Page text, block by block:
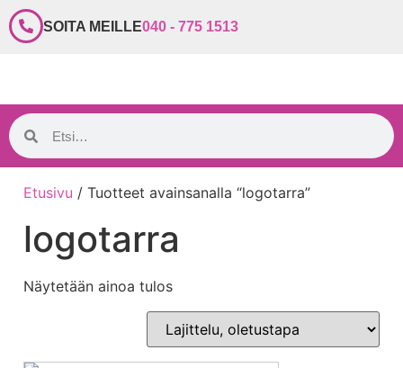
SOITA MEILLE040 - 775 1513
Etusivu / Tuotteet avainsanalla “logotarra”
logotarra
Näytetään ainoa tulos